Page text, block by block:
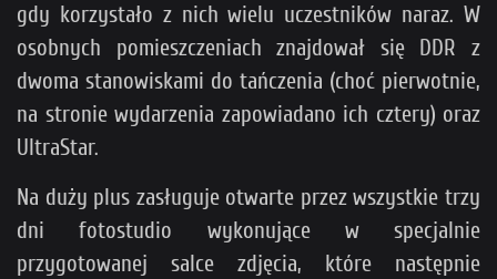
gdy korzystało z nich wielu uczestników naraz. W
osobnych pomieszczeniach znajdował się DDR z
dwoma stanowiskami do tańczenia (choć pierwotnie,
na stronie wydarzenia zapowiadano ich cztery) oraz
UltraStar.
Na duży plus zasługuje otwarte przez wszystkie trzy
dni fotostudio wykonujące w specjalnie
przygotowanej salce zdjęcia, które następnie